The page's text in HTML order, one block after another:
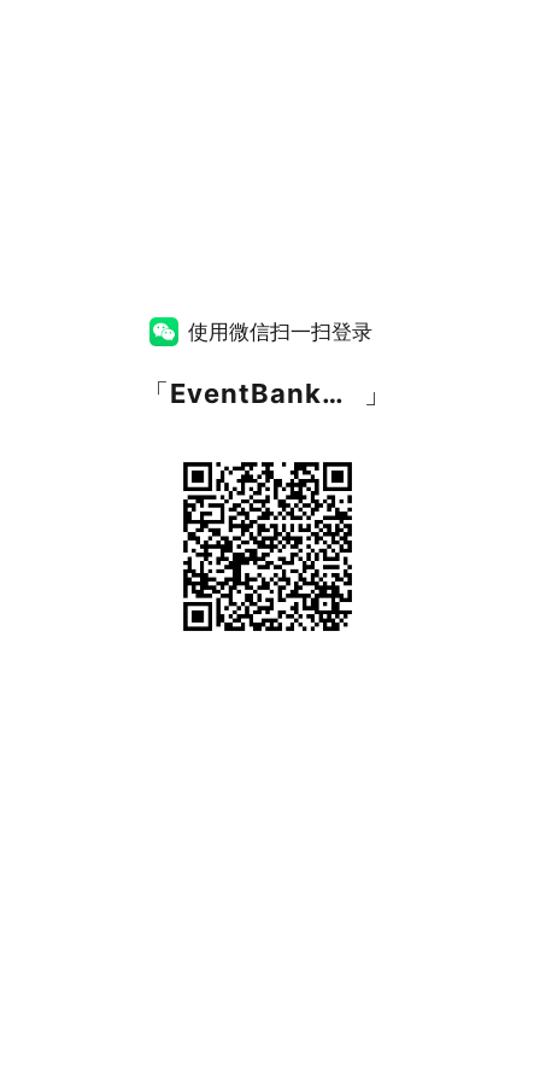
使用微信扫一扫登录
「 EventBank捷会易 」